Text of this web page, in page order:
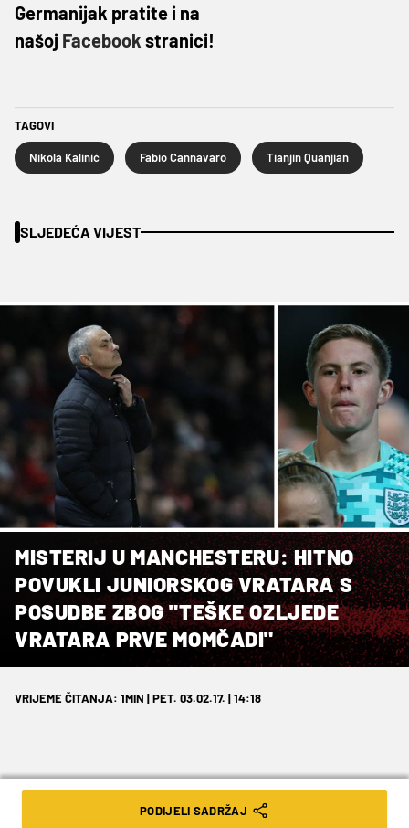
Germanijak pratite i na
našoj Facebook stranici!
TAGOVI
Nikola Kalinić Fabio Cannavaro Tianjin Quanjian
SLJEDEĆA VIJEST
MISTERIJ U MANCHESTERU: HITNO
POVUKLI JUNIORSKOG VRATARA S
POSUDBE ZBOG "TEŠKE OZLJEDE
VRATARA PRVE MOMČADI"
VRIJEME ČITANJA: 1MIN | PET. 03.02.17. | 14:18
PODIJELI SADRŽAJ